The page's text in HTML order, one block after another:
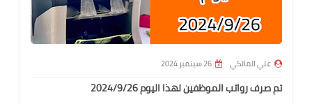
علي المالكي 26 سبتمبر 2024
تم صرف رواتب الموظفين لهذا اليوم 2024/9/26